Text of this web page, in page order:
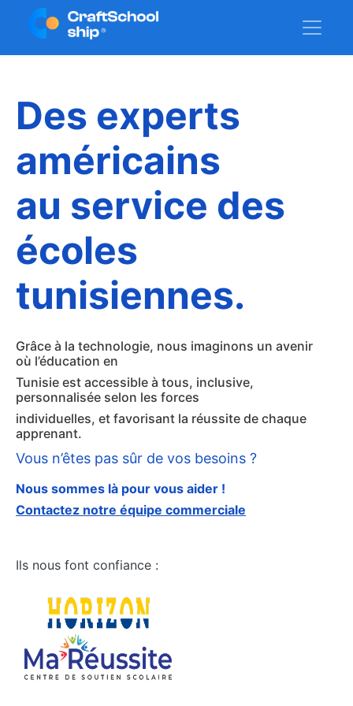
Des experts
américains
au service des
écoles
tunisiennes.
Grâce à la technologie, nous imaginons un avenir
où l’éducation en
Tunisie est accessible à tous, inclusive,
personnalisée selon les forces
individuelles, et favorisant la réussite de chaque
apprenant.
Vous n’êtes pas sûr de vos besoins ?
Nous sommes là pour vous aider !
Contactez notre équipe commerciale
Ils nous font confiance :​